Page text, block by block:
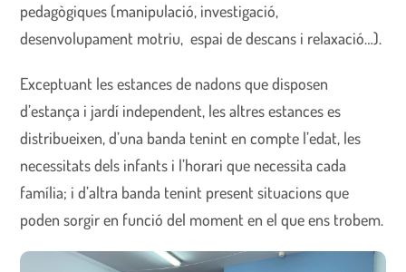
pedagògiques (manipulació, investigació,
desenvolupament motriu, espai de descans i relaxació…).
Exceptuant les estances de nadons que disposen
d’estança i jardí independent, les altres estances es
distribueixen, d’una banda tenint en compte l’edat, les
necessitats dels infants i l’horari que necessita cada
família; i d’altra banda tenint present situacions que
poden sorgir en funció del moment en el que ens trobem.